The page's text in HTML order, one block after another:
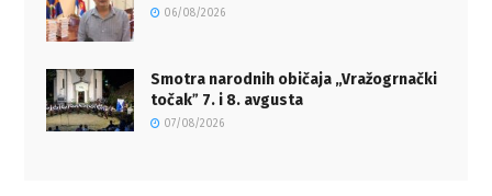
06/08/2026
Smotra narodnih običaja „Vražogrnački
točakˮ 7. i 8. avgusta
07/08/2026